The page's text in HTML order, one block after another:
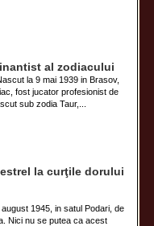
al zodiacului
la 9 mai 1939 in Brasov,
fost jucator profesionist de
sub zodia Taur,...
la curţile dorului
1945, in satul Podari, de
Nici nu se putea ca acest